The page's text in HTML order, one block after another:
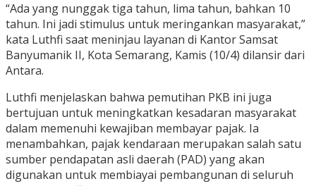
“Ada yang nunggak tiga tahun, lima tahun, bahkan 10
tahun. Ini jadi stimulus untuk meringankan masyarakat,”
kata Luthfi saat meninjau layanan di Kantor Samsat
Banyumanik II, Kota Semarang, Kamis (10/4) dilansir dari
Antara.
Luthfi menjelaskan bahwa pemutihan PKB ini juga
bertujuan untuk meningkatkan kesadaran masyarakat
dalam memenuhi kewajiban membayar pajak. Ia
menambahkan, pajak kendaraan merupakan salah satu
sumber pendapatan asli daerah (PAD) yang akan
digunakan untuk membiayai pembangunan di seluruh